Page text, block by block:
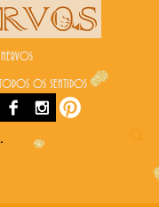
NERVOS
OS SENTIDOS